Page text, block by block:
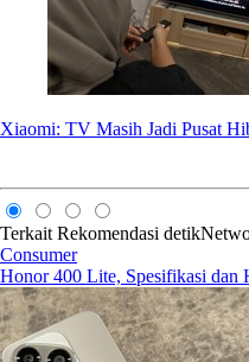
Xiaomi: TV Masih Jadi Pusat
Terkait Rekomendasi
Consumer
Honor 400 Lite, Spesifikasi dan